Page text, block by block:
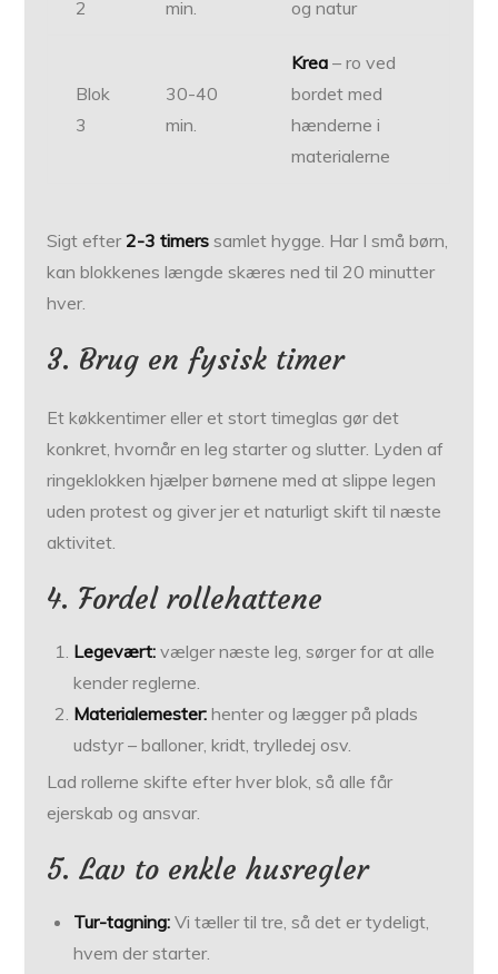
2
min.
og natur
Blok
3
30-40
min.
Krea – ro ved
bordet med
hænderne i
materialerne
Sigt efter2-3 timers samlet hygge. Har I små børn,
kan blokkenes længde skæres ned til 20 minutter
hver.
3. Brug en fysisk timer
Et køkkentimer eller et stort timeglas gør det
konkret, hvornår en leg starter og slutter. Lyden af
ringeklokken hjælper børnene med at slippe legen
uden protest og giver jer et naturligt skift til næste
aktivitet.
4. Fordel rollehattene
Legevært: vælger næste leg, sørger for at alle
kender reglerne.
Materialemester: henter og lægger på plads
udstyr – balloner, kridt, trylledej osv.
Lad rollerne skifte efter hver blok, så alle får
ejerskab og ansvar.
5. Lav to enkle husregler
Tur-tagning: Vi tæller til tre, så det er tydeligt,
hvem der starter.